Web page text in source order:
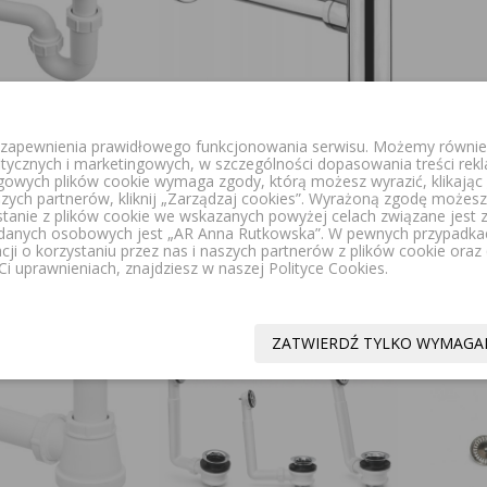
SYFON
RUROWY
B/SP BIAŁY
69,00 zł
VEDO SYFON UMYWALKOWY
UNO OKRĘŻNY MOSIĘŻNY
CHROM VSY1010CH
138,00 zł 208,00 zł
VEDO
prawidłowego funkcjonowania serwisu. Możemy
i marketingowych, w szczególności dopasowania treści
plików cookie wymaga zgody, którą możesz wyrazić, klikając
partnerów, kliknij „Zarządzaj cookies”. Wyrażoną zgodę
z plików cookie we wskazanych powyżej celach związane jest
osobowych jest „AR Anna Rutkowska”. W pewnych
o korzystaniu przez nas i naszych partnerów z plików cookie
uprawnieniach, znajdziesz w naszej Polityce Cookies.
ZATWIERDŹ TYLKO